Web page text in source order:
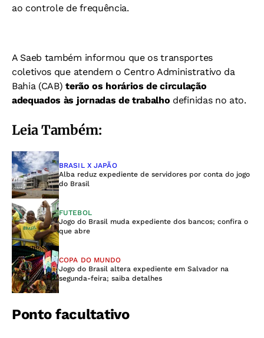
ao controle de frequência.
A Saeb também informou que os transportes
coletivos que atendem o Centro Administrativo da
Bahia (CAB) terão os horários de circulação
adequados às jornadas de trabalho definidas no ato.
Leia Também:
BRASIL X JAPÃO
Alba reduz expediente de servidores por conta do jogo
do Brasil
FUTEBOL
Jogo do Brasil muda expediente dos bancos; confira o
que abre
COPA DO MUNDO
Jogo do Brasil altera expediente em Salvador na
segunda-feira; saiba detalhes
Ponto facultativo